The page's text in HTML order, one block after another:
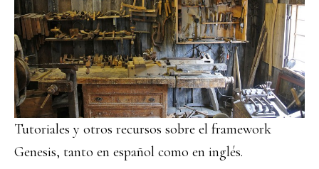
Tutoriales y otros recursos sobre el framework
Genesis, tanto en español como en inglés.